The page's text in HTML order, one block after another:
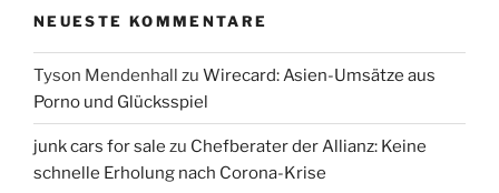
NEUESTE KOMMENTARE
Tyson Mendenhall zu Wirecard: Asien-Umsätze aus
Porno und Glücksspiel
junk cars for sale zu Chefberater der Allianz: Keine
schnelle Erholung nach Corona-Krise